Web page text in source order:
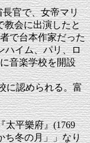
長官で、女帝マリ
教会に出演したと
で台本作家だった
ハイム、パリ、ロ
音楽学校を開設
に認められる。富
平樂府』(1769
ち冬の月」」なり